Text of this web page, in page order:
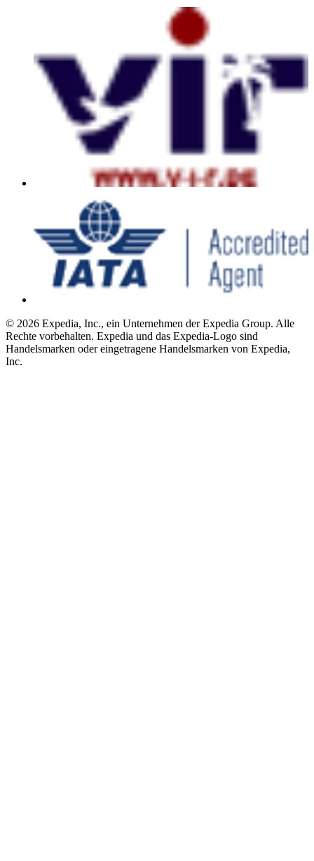
© 2026 Expedia, Inc., ein Unternehmen der Expedia Group. Alle
Rechte vorbehalten. Expedia und das Expedia-Logo sind
Handelsmarken oder eingetragene Handelsmarken von Expedia,
Inc.